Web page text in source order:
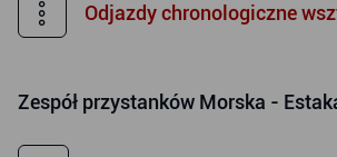
Odjazdy chronologiczne
Zespół przystanków Morska -